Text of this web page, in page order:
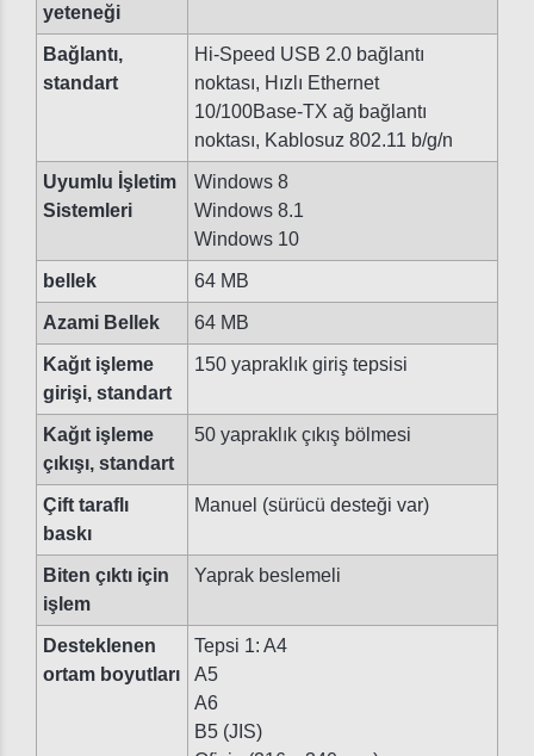
yeteneği
Bağlantı,
standart
Hi-Speed USB 2.0 bağlantı
noktası, Hızlı Ethernet
10/100Base-TX ağ bağlantı
noktası, Kablosuz 802.11 b/g/n
Uyumlu İşletim
Sistemleri
Windows 8
Windows 8.1
Windows 10
bellek 64 MB
Azami Bellek 64 MB
Kağıt işleme
girişi, standart
150 yapraklık giriş tepsisi
Kağıt işleme
çıkışı, standart
50 yapraklık çıkış bölmesi
Çift taraflı
baskı
Manuel (sürücü desteği var)
Biten çıktı için
işlem
Yaprak beslemeli
Desteklenen
ortam boyutları
Tepsi 1: A4
A5
A6
B5 (JIS)